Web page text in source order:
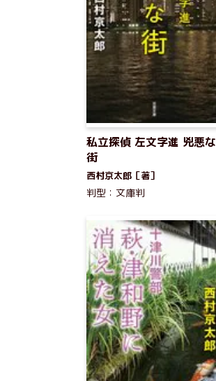
私立探偵 左文字進 兇悪な
街
西村京太郎［著］
判型：文庫判